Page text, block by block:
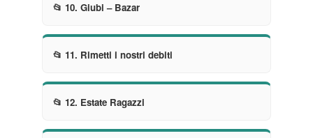
📂 10. Giubi – Bazar
📂 11. Rimetti i nostri debiti
📂 12. Estate Ragazzi